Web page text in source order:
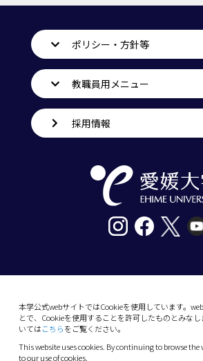
本学公式webサイトではCookieを使用しています。
とで、Cookieを使用することを許可したものとみな
いてはこちらをご覧ください。
This website uses cookies. By continuing to browse the
to our use of cookies.
ポリシー・方針等
教職員用メニュー
採用情報
10-13 Dogo-Himata, Matsuyama,
Phone: +81 89-927-9000